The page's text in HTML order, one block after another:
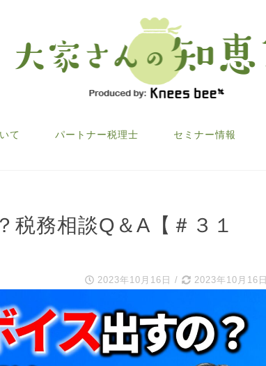
て パートナー税理士 セミナー情報
税務相談Q＆A【＃３１
2023年10月16日 / 2023年10月16日